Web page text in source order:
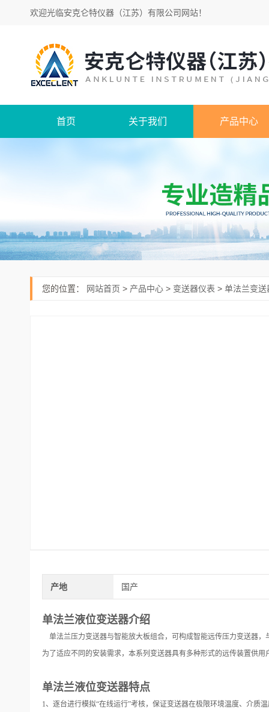
欢迎光临安克仑特仪器（江苏）有限公司网站！
首页 关于我们 产品中心
您的位置： 网站首页 > 产品中心 > 变送器仪表 > 单法兰变送
产地 国产
单法兰液位变送器介绍
单法兰压力变送器与智能放大板组合，可构成智能远传压力变送器
为了适应不同的安装需求，本系列变送器具有多种形式的远传装置供
单法兰液位变送器特点
1、逐台进行模拟“在线运行”考核，保证变送器在极限环境温度、介质